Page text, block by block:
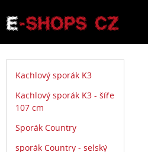
Kachlový sporák K3
Kachlový sporák K3 - šíře
107 cm
Sporák Country
sporák Country - selský